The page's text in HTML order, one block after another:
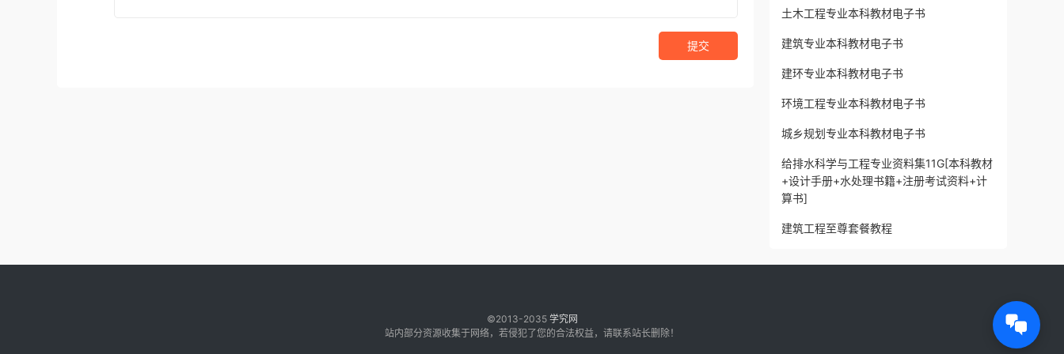
提交
土木工程专业本科教材电子书
建筑专业本科教材电子书
建环专业本科教材电子书
环境工程专业本科教材电子书
城乡规划专业本科教材电子书
给排水科学与工程专业资料集11G[本科教材
+设计手册+水处理书籍+注册考试资料+计
算书]
建筑工程至尊套餐教程
©2013-2035 学究网
站内部分资源收集于网络，若侵犯了您的合法权益，请联系站长删除！